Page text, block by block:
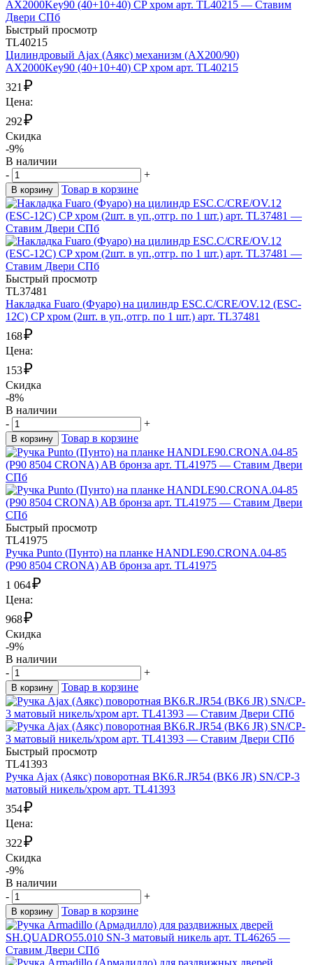
Быстрый просмотр
TL40215
Цилиндровый Ajax (Аякс) механизм (AX200/90)
AX2000Key90 (40+10+40) CP хром арт. TL40215
321₽
Цена:
292₽
Скидка
-9%
В наличии
-
+
В корзину Товар в корзине
Быстрый просмотр
TL37481
Накладка Fuaro (Фуаро) на цилиндр ESC.C/CRE/OV.12 (ESC-
12C) CP хром (2шт. в уп.,отгр. по 1 шт.) арт. TL37481
168₽
Цена:
153₽
Скидка
-8%
В наличии
-
+
В корзину Товар в корзине
Быстрый просмотр
TL41975
Ручка Punto (Пунто) на планке HANDLE90.CRONA.04-85
(P90 8504 CRONA) AB бронза арт. TL41975
1 064₽
Цена:
968₽
Скидка
-9%
В наличии
-
+
В корзину Товар в корзине
Быстрый просмотр
TL41393
Ручка Ajax (Аякс) поворотная BK6.R.JR54 (BK6 JR) SN/CP-3
матовый никель/хром арт. TL41393
354₽
Цена:
322₽
Скидка
-9%
В наличии
-
+
В корзину Товар в корзине